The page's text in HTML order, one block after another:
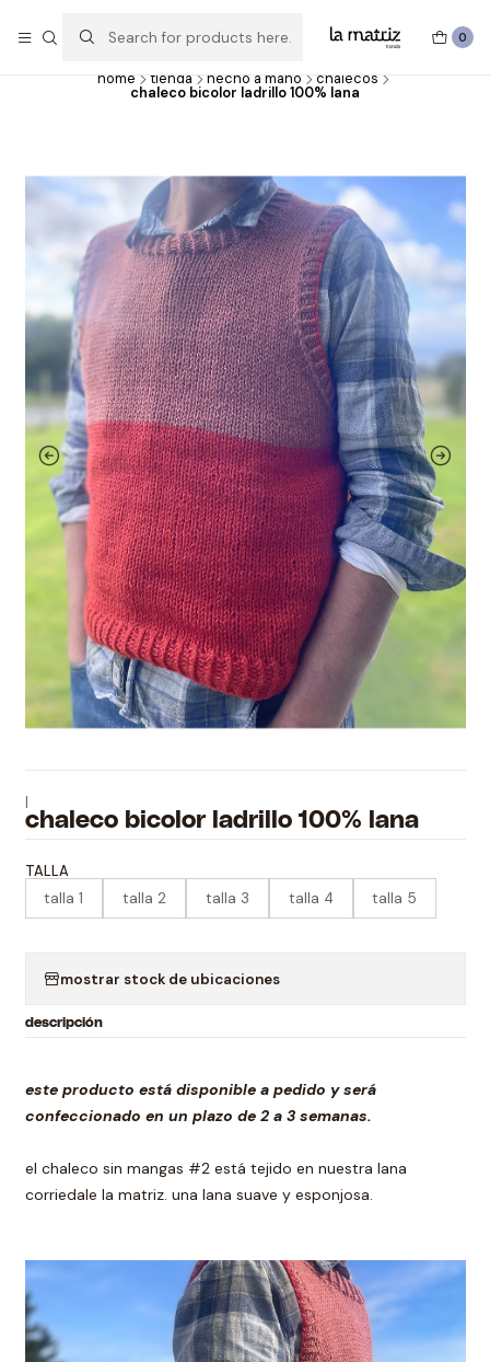
0
hacer.
home tienda hecho a mano chalecos
chaleco bicolor ladrillo 100% lana
|
chaleco bicolor ladrillo 100% lana
TALLA
talla 1
talla 2 talla 3 talla 4 talla 5
mostrar stock de ubicaciones
descripción
este producto está disponible a pedido y será
confeccionado en un plazo de 2 a 3 semanas.
el chaleco sin mangas #2 está tejido en nuestra lana
corriedale la matriz. una lana suave y esponjosa.